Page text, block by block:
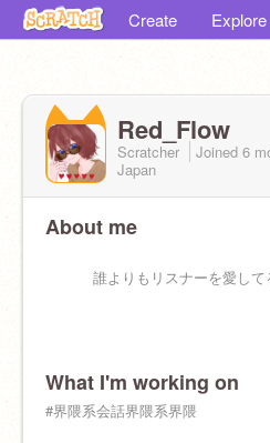
Create Explore
Red_Flow
Scratcher Joined 6
Japan
About me
誰よりもリスナーを愛して
What I'm working on
#界隈系会話界隈系界隈